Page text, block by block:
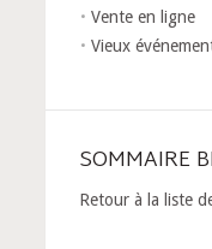
Vente en ligne
Vieux
SOMMAIRE
Retour à la liste